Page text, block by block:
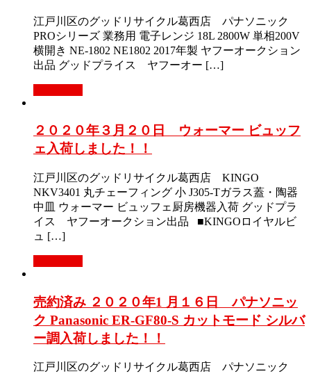
江戸川区のグッドリサイクル葛西店 パナソニック
PROシリーズ 業務用 電子レンジ 18L 2800W 単相200V
横開き NE-1802 NE1802 2017年製 ヤフーオークション
出品 グッドプライス ヤフーオー […]
２０２０年３月２０日 ウォーマー ビュッフ
ェ入荷しました！！
江戸川区のグッドリサイクル葛西店 KINGO
NKV3401 丸チェーフィング 小 J305-Tガラス蓋・陶器
中皿 ウォーマー ビュッフェ厨房機器入荷 グッドプラ
イス ヤフーオークション出品 ■KINGOロイヤルビ
ュ […]
売約済み ２０２０年1 月１６日 パナソニッ
ク Panasonic ER-GF80-S カットモード シルバ
ー調入荷しました！！
江戸川区のグッドリサイクル葛西店 パナソニック